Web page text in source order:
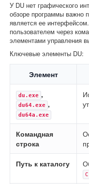
У DU нет графического
обзоре программы важно
является ее
пользователем через
элементами управления
Ключевые элементы DU:
Элемент
du.exe ,
du64.exe ,
du64a.exe
Командная
строка
Путь к каталогу